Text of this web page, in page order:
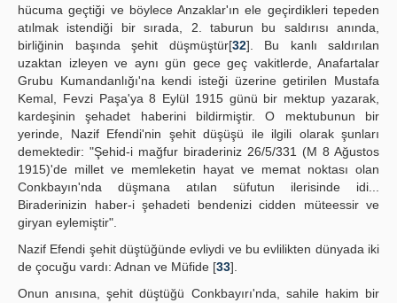
hücuma geçtiği ve böylece Anzaklar'ın ele geçirdikleri tepeden
atılmak istendiği bir sırada, 2. taburun bu saldırısı anında,
birliğinin başında şehit düşmüştür[32]. Bu kanlı saldırılan
uzaktan izleyen ve aynı gün gece geç vakitlerde, Anafartalar
Grubu Kumandanlığı'na kendi isteği üzerine getirilen Mustafa
Kemal, Fevzi Paşa'ya 8 Eylül 1915 günü bir mektup yazarak,
kardeşinin şehadet haberini bildirmiştir. O mektubunun bir
yerinde, Nazif Efendi'nin şehit düşüşü ile ilgili olarak şunları
demektedir: "Şehid-i mağfur biraderiniz 26/5/331 (M 8 Ağustos
1915)'de millet ve memleketin hayat ve memat noktası olan
Conkbayın'nda düşmana atılan süfutun ilerisinde idi...
Biraderinizin haber-i şehadeti bendenizi cidden müteessir ve
giryan eylemiştir".
Nazif Efendi şehit düştüğünde evliydi ve bu evlilikten dünyada iki
de çocuğu vardı: Adnan ve Müfide [33].
Onun anısına, şehit düştüğü Conkbayırı'nda, sahile hakim bir